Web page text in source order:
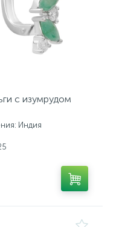
с изумрудом
Индия